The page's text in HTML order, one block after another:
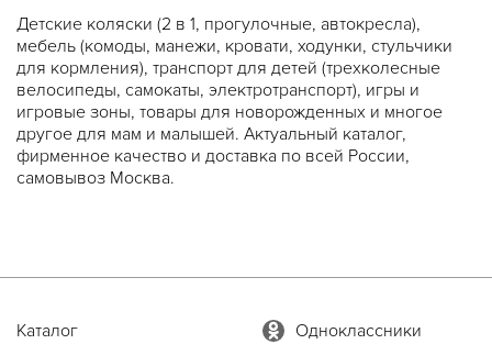
Детские коляски (2 в 1, прогулочные, автокресла),
мебель (комоды, манежи, кровати, ходунки, стульчики
для кормления), транспорт для детей (трехколесные
велосипеды, самокаты, электротранспорт), игры и
игровые зоны, товары для новорожденных и многое
другое для мам и малышей. Актуальный каталог,
фирменное качество и доставка по всей России,
самовывоз Москва.
Каталог Одноклассники